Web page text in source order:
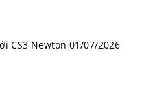
CS3 Newton 01/07/2026